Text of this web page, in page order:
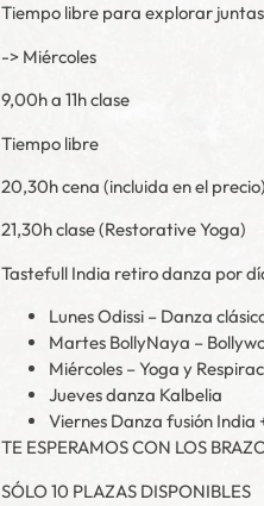
Tiempo libre para explorar
-> Miércoles
9,00h a 11h clase
Tiempo libre
20,30h cena (incluida en el precio)
21,30h clase (Restorative Yoga)
Tastefull India retiro danza por
Lunes Odissi – Danza
Martes BollyNaya –
Miércoles – Yoga y
Jueves danza Kalbelia
Viernes Danza fusión India
TE ESPERAMOS CON LOS
SÓLO 10 PLAZAS DISPONIBLES